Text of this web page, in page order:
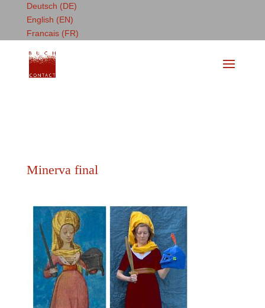
Deutsch (DE)
English (EN)
Francais (FR)
Minerva final